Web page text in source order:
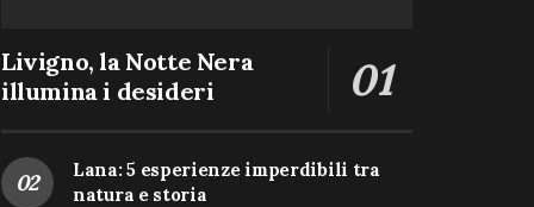
Livigno, la Notte Nera
illumina i desideri
Lana: 5 esperienze imperdibili tra
natura e storia